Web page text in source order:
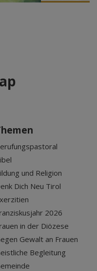
und Religion
Dich Neu Tirol
2026
in der Diözese
Gewalt an Frauen
Begleitung